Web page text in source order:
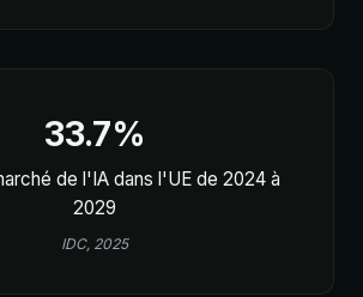
33.7%
de l'IA dans l'UE de 2024 à
2029
IDC, 2025